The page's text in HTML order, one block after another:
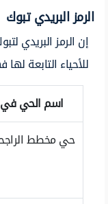
الرمز البريدي تبوك
إن الرمز البريدي
للأحياء التابعة
اسم الحي
حي مخطط